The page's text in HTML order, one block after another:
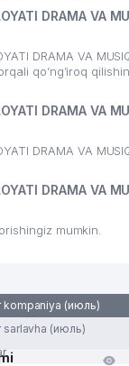
DRAMA VA
DRAMA VA
qo’ng’iroq
DRAMA VA
DRAMA VA
DRAMA VA
mumkin.
kompaniya (июль)
sarlavha (июль)